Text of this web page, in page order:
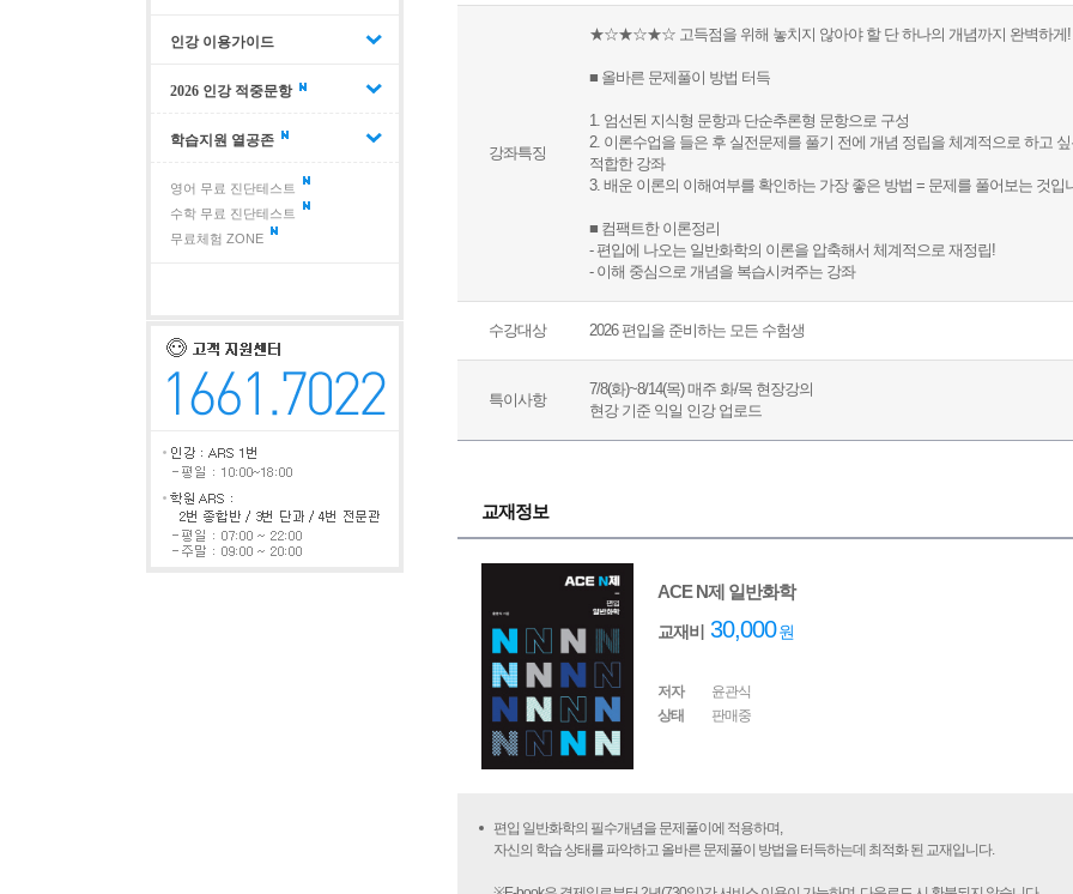
인강 이용가이드
2026 인강 적중문항
학습지원 열공존
영어 무료 진단테스트
수학 무료 진단테스트
무료체험 ZONE
강좌특징
★☆★☆★☆ 고득점을 위해 놓치지 않아야 할 단 하나의 개념까지 완벽
■ 올바른 문제풀이 방법 터득
1. 엄선된 지식형 문항과 단순추론형 문항으로 구성
2. 이론수업을 들은 후 실전문제를 풀기 전에 개념 정립을 체계적으로 하고
적합한 강좌
3. 배운 이론의 이해여부를 확인하는 가장 좋은 방법 = 문제를 풀어보는 것입
■ 컴팩트한 이론정리
- 편입에 나오는 일반화학의 이론을 압축해서 체계적으로 재정립!
- 이해 중심으로 개념을 복습시켜주는 강좌
수강대상 2026 편입을 준비하는 모든 수험생
특이사항
7/8(화)~8/14(목) 매주 화/목 현장강의
현강 기준 익일 인강 업로드
교재정보
ACE N제 일반화학
교재비 30,000원
저자
윤관식
상태
판매중
편입 일반화학의 필수개념을 문제풀이에 적용하며,
자신의 학습 상태를 파악하고 올바른 문제풀이 방법을 터득하는데 최적화 된 교재입니다.